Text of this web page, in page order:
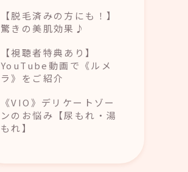
【脱毛済みの方にも！】
驚きの美肌効果♪
【視聴者特典あり】
YouTube動画で《ルメ
ラ》をご紹介
《VIO》デリケートゾー
ンのお悩み【尿もれ・湯
もれ】